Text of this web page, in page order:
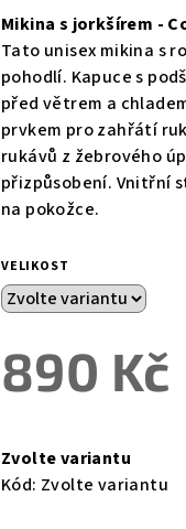
produktu
je
0,0
z
5
hvězdiček.
Mikina s jorkšírem -
Tato unisex mikina s
pohodlí. Kapuce s
před větrem a
prvkem pro zahřátí
rukávů z žebrového
přizpůsobení. Vnitřní
na pokožce.
VELIKOST
890 Kč
cena:
Zvolte variantu
Kód: Zvolte variantu